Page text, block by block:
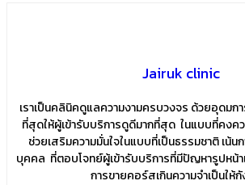
Jairuk clinic
เราเป็นคลินิคดูแลความงามครบวงจร ด้วยอุดม
ที่สุดให้ผู้เข้ารับบริการดูดีมากที่สุด ในแบบที่คงค
ช่วยเสริมความมั่นใจในแบบที่เป็นธรรมชาติ เน้น
บุคคล ที่ตอบโจทย์ผู้เข้ารับบริการที่มีปัญหารูปหน้
การขายคอร์สเกินความจำเป็นให้กั